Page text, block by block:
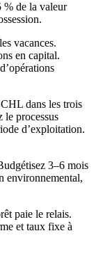
% de la valeur
vacances.
en capital.
dans les trois
le processus
d’exploitation.
3–6 mois
environnemental,
paie le relais.
et taux fixe à